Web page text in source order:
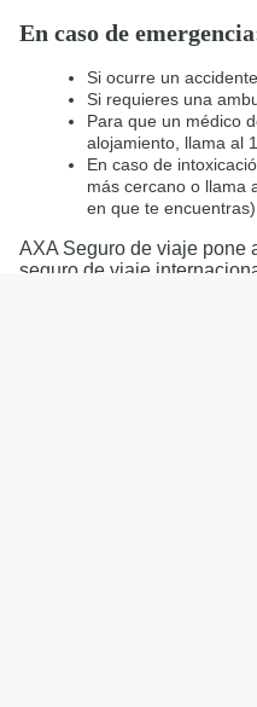
En caso de
Si ocurre un
Si requieres una
Para que un médico
alojamiento, llama al
En caso de
más cercano o llama
en que te encuentras).
AXA Seguro de viaje pone
seguro de viaje